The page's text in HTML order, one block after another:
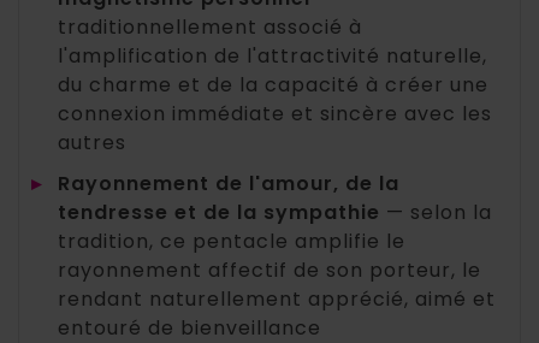
traditionnellement associé à
l'amplification de l'attractivité naturelle,
du charme et de la capacité à créer une
connexion immédiate et sincère avec les
autres
▸
Rayonnement de l'amour, de la
tendresse et de la sympathie — selon la
tradition, ce pentacle amplifie le
rayonnement affectif de son porteur, le
rendant naturellement apprécié, aimé et
entouré de bienveillance